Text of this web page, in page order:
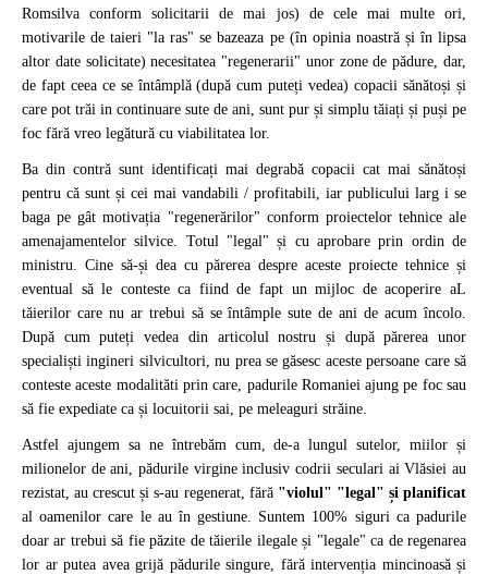
Romsilva conform solicitarii de mai jos) de cele mai multe ori,
motivarile de taieri "la ras" se bazeaza pe (în opinia noastră și în lipsa
altor date solicitate) necesitatea "regenerarii" unor zone de pădure, dar,
de fapt ceea ce se întâmplă (după cum puteți vedea) copacii sănătoși și
care pot trăi in continuare sute de ani, sunt pur și simplu tăiați și puși pe
foc fără vreo legătură cu viabilitatea lor.
Ba din contră sunt identificați mai degrabă copacii cat mai sănătoși
pentru că sunt și cei mai vandabili / profitabili, iar publicului larg i se
baga pe gât motivația "regenerărilor" conform proiectelor tehnice ale
amenajamentelor silvice. Totul "legal" și cu aprobare prin ordin de
ministru. Cine să-și dea cu părerea despre aceste proiecte tehnice și
eventual să le conteste ca fiind de fapt un mijloc de acoperire aL
tăierilor care nu ar trebui să se întâmple sute de ani de acum încolo.
După cum puteți vedea din articolul nostru și după părerea unor
specialiști ingineri silvicultori, nu prea se găsesc aceste persoane care să
conteste aceste modalităti prin care, padurile Romaniei ajung pe foc sau
să fie expediate ca și locuitorii sai, pe meleaguri străine.
Astfel ajungem sa ne întrebăm cum, de-a lungul sutelor, miilor și
milionelor de ani, pădurile virgine inclusiv codrii seculari ai Vlăsiei au
rezistat, au crescut și s-au regenerat, fără "violul" "legal" și planificat
al oamenilor care le au în gestiune. Suntem 100% siguri ca padurile
doar ar trebui să fie păzite de tăierile ilegale și "legale" ca de regenarea
lor ar putea avea grijă pădurile singure, fără intervenția mincinoasă și